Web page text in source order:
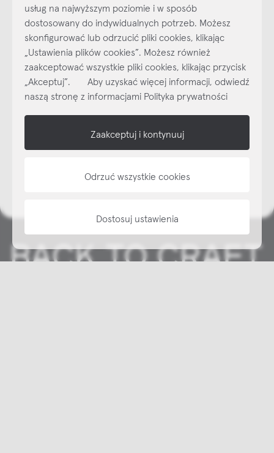
Najlepsze inspiracje i promocje na wyciągnięcie ręki, zapisz się już
dzisiaj do naszego cyklicznego newslettera!
SubskrybujNEWSLETTER
usług na najwyższym poziomie i w sposób
dostosowany do indywidualnych potrzeb. Możesz
skonfigurować lub odrzucić pliki cookies, klikając
„Ustawienia plików cookies”. Możesz również
zaakceptować wszystkie pliki cookies, klikając przycisk
„Akceptuj”. Aby uzyskać więcej informacji, odwiedź
naszą stronę z informacjami Polityka prywatności
Zaakceptuj i kontynuuj
Odrzuć wszystkie cookies
Dostosuj ustawienia